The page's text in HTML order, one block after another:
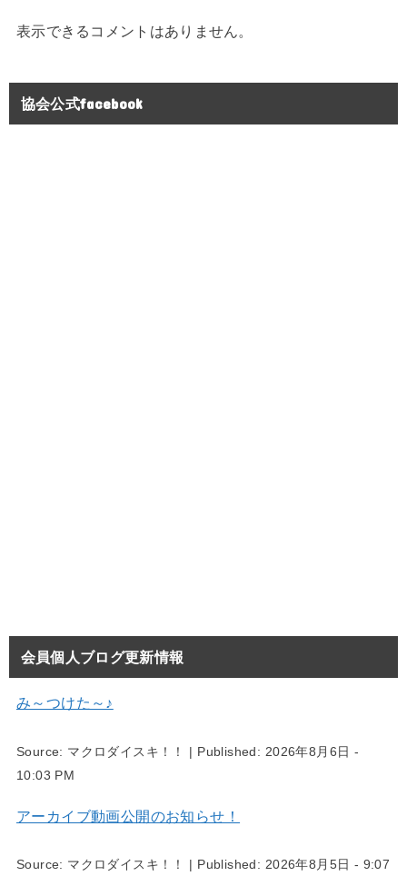
表示できるコメントはありません。
協会公式facebook
会員個人ブログ更新情報
み～つけた～♪
Source: マクロダイスキ！！ | Published: 2026年8月6日 -
10:03 PM
アーカイブ動画公開のお知らせ！
Source: マクロダイスキ！！ | Published: 2026年8月5日 - 9:07